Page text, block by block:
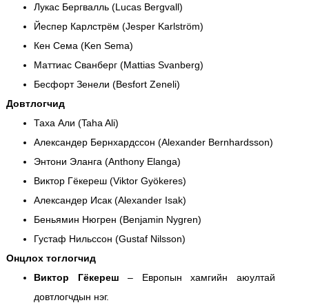
Лукас Бергвалль (Lucas Bergvall)
Йеспер Карлстрём (Jesper Karlström)
Кен Сема (Ken Sema)
Маттиас Сванберг (Mattias Svanberg)
Бесфорт Зенели (Besfort Zeneli)
Довтлогчид
Таха Али (Taha Ali)
Александер Бернхардссон (Alexander Bernhardsson)
Энтони Эланга (Anthony Elanga)
Виктор Гёкереш (Viktor Gyökeres)
Александер Исак (Alexander Isak)
Беньямин Нюгрен (Benjamin Nygren)
Густаф Нильссон (Gustaf Nilsson)
Онцлох тоглогчид
Виктор Гёкереш – Европын хамгийн аюултай
довтлогчдын нэг.